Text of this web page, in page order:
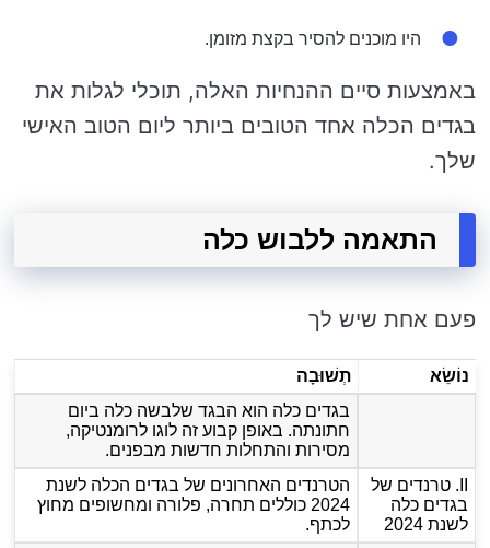
היו מוכנים להסיר בקצת מזומן.
באמצעות סיים ההנחיות האלה, תוכלי לגלות את
בגדים הכלה אחד הטובים ביותר ליום הטוב האישי
שלך.
התאמה ללבוש כלה
פעם אחת שיש לך
נוֹשֵׂא
תְשׁוּבָה
בגדים כלה הוא הבגד שלבשה כלה ביום
חתונתה. באופן קבוע זה לוגו לרומנטיקה,
מסירות והתחלות חדשות מבפנים.
II. טרנדים של
בגדים כלה
לשנת 2024
הטרנדים האחרונים של בגדים הכלה לשנת
2024 כוללים תחרה, פלורה ומחשופים מחוץ
לכתף.